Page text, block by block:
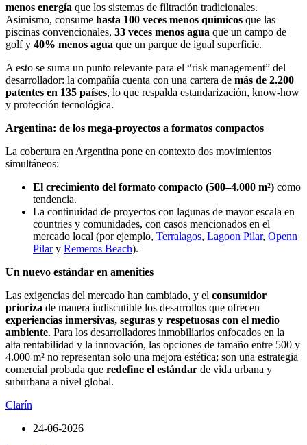
menos energía que los sistemas de filtración tradicionales.
Asimismo, consume hasta 100 veces menos químicos que las
piscinas convencionales, 33 veces menos agua que un campo de
golf y 40% menos agua que un parque de igual superficie.
A esto se suma un punto relevante para el “risk management” del
desarrollador: la compañía cuenta con una cartera de más de 2.200
patentes en 135 países, lo que respalda estandarización, know-how
y protección tecnológica.
Argentina: de los mega-proyectos a formatos compactos
La cobertura en Argentina pone en contexto dos movimientos
simultáneos:
El crecimiento del formato compacto (500–4.000 m²) como
tendencia.
La continuidad de proyectos con lagunas de mayor escala en
countries y comunidades, con casos mencionados en el
mercado local (por ejemplo, Terralagos, Lagoon Pilar, Openn
Pilary Remeros Beach).
Un nuevo estándar en amenities
Las exigencias del mercado han cambiado, y el consumidor
prioriza de manera indiscutible los desarrollos que ofrecen
experiencias inmersivas, seguras y respetuosas con el medio
ambiente. Para los desarrolladores inmobiliarios enfocados en la
alta rentabilidad y la innovación, las opciones de tamaño entre 500 y
4.000 m² no representan solo una mejora estética; son una estrategia
comercial probada que redefine el estándar de vida urbana y
suburbana a nivel global.
Clarín
24-06-2026